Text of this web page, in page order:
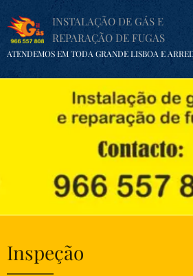
INSTALAÇÃO DE GÁS E
REPARAÇÃO DE FUGAS
ATENDEMOS EM TODA GRANDE LISBOA E
Inspeção